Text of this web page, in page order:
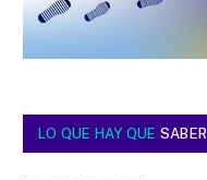
LO QUE HAY QUE SABER